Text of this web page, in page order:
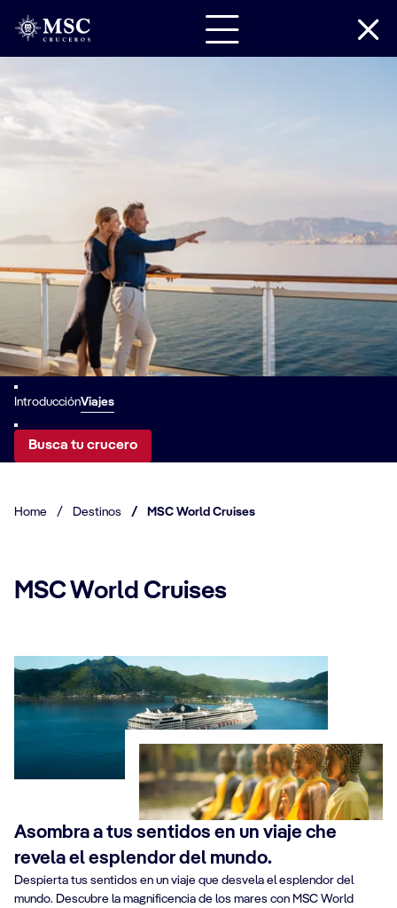
IntroducciónViajes
Busca tu crucero
Home / Destinos / MSC World Cruises
MSC World Cruises
Asombra a tus sentidos en un viaje che
revela el esplendor del mundo.
Despierta tus sentidos en un viaje que desvela el esplendor del
mundo. Descubre la magnificencia de los mares con MSC World